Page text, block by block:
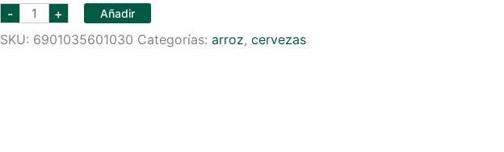
- TSINGTAO
BEER
BOTELLA
330
+ Añadir
SKU: 6901035601030 Categorías: arroz, cervezas